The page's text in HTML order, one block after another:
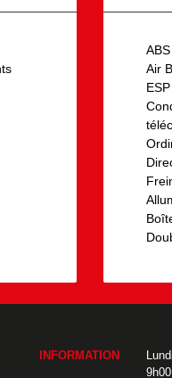
ABS
Air
ESP
INFORMATION